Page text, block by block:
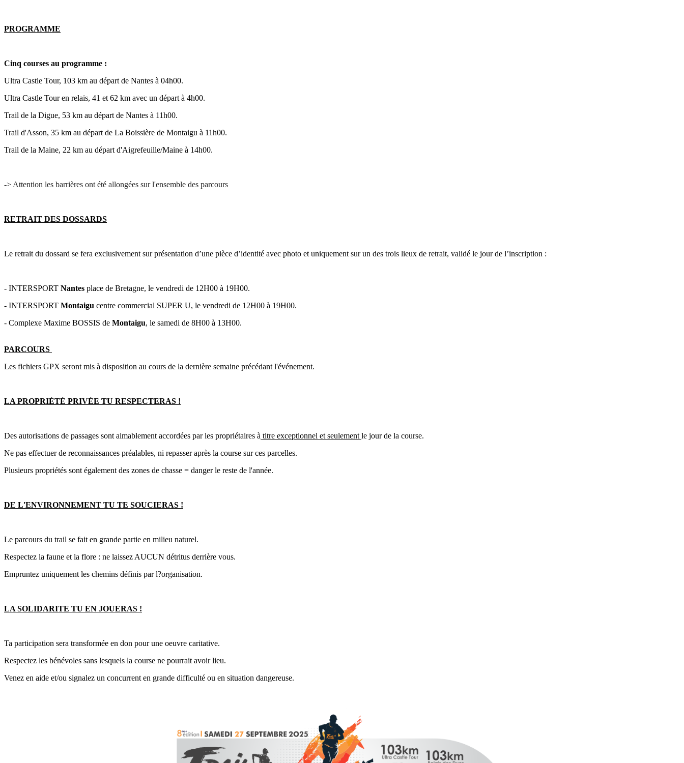
PROGRAMME
Cinq courses au programme :
Ultra Castle Tour, 103 km au départ de Nantes à 04h00.
Ultra Castle Tour en relais, 41 et 62 km avec un départ à 4h00.
Trail de la Digue, 53 km au départ de Nantes à 11h00.
Trail d'Asson, 35 km au départ de La Boissière de Montaigu à 11h00.
Trail de la Maine, 22 km au départ d'Aigrefeuille/Maine à 14h00.
-> Attention les barrières ont été allongées sur l'ensemble des parcours
RETRAIT DES DOSSARDS
Le retrait du dossard se fera exclusivement sur présentation d’une pièce d’identité avec photo et uniquement sur un des trois lieux de retrait, validé le jour de l’inscription :
- INTERSPORT Nantes place de Bretagne, le vendredi de 12H00 à 19H00.
- INTERSPORT Montaigu centre commercial SUPER U, le vendredi de 12H00 à 19H00.
- Complexe Maxime BOSSIS de Montaigu, le samedi de 8H00 à 13H00.
PARCOURS
Les fichiers GPX seront mis à disposition au cours de la dernière semaine précédant l'événement.
LA PROPRIÉTÉ PRIVÉE TU RESPECTERAS !
Des autorisations de passages sont aimablement accordées par les propriétaires à titre exceptionnel et seulement le jour de la course.
Ne pas effectuer de reconnaissances préalables, ni repasser après la course sur ces parcelles.
Plusieurs propriétés sont également des zones de chasse = danger le reste de l'année.
DE L'ENVIRONNEMENT TU TE SOUCIERAS !
Le parcours du trail se fait en grande partie en milieu naturel.
Respectez la faune et la flore : ne laissez AUCUN détritus derrière vous.
Empruntez uniquement les chemins définis par l?organisation.
LA SOLIDARITE TU EN JOUERAS !
Ta participation sera transformée en don pour une oeuvre caritative.
Respectez les bénévoles sans lesquels la course ne pourrait avoir lieu.
Venez en aide et/ou signalez un concurrent en grande difficulté ou en situation dangereuse.